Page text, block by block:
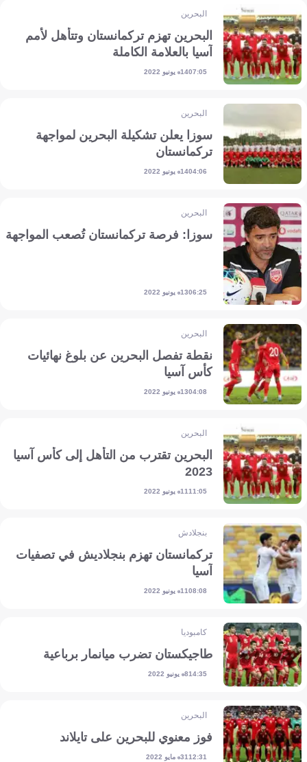
البحرين
البحرين تهزم تركمانستان وتتأهل لأمم
آسيا بالعلامة الكاملة
07:0514 يونيو 2022
البحرين
سوزا يعلن تشكيلة البحرين لمواجهة
تركمانستان
04:0614 يونيو 2022
البحرين
سوزا: فرصة تركمانستان تُصعب المواجهة
06:2513 يونيو 2022
البحرين
نقطة تفصل البحرين عن بلوغ نهائيات
كأس آسيا
04:0813 يونيو 2022
البحرين
البحرين تقترب من التأهل إلى كأس آسيا
2023
11:0511 يونيو 2022
بنجلادش
تركمانستان تهزم بنجلاديش في تصفيات
آسيا
08:0811 يونيو 2022
كامبوديا
طاجيكستان تضرب ميانمار برباعية
14:358 يونيو 2022
البحرين
فوز معنوي للبحرين على تايلاند
12:3131 مايو 2022